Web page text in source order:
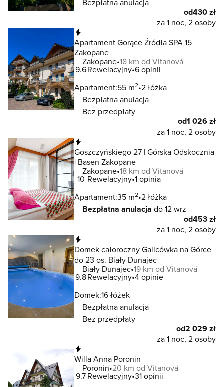
od430 zł
za 1 noc, 2 osoby
Apartament Gorące Źródła SPA 15
Zakopane
Zakopane 18 km od Vitanová
9.6Rewelacyjny 6 opinii
Apartament:55 m2 2 łóżka
Bezpłatna anulacja
Bez przedpłaty
od1 026 zł
za 1 noc, 2 osoby
Goszczyńskiego 27 | Górska Odskocznia
| Basen Zakopane
Zakopane 18 km od Vitanová
10 Rewelacyjny 1 opinia
Apartament:35 m2 2 łóżka
Bezpłatna anulacja do 12 wrz
od453 zł
za 1 noc, 2 osoby
Domek całoroczny Galicówka na Górce
do 23 os. Biały Dunajec
Biały Dunajec 19 km od Vitanová
9.8Rewelacyjny 4 opinie
Domek:16 łóżek
Bezpłatna anulacja
Bez przedpłaty
od2 029 zł
za 1 noc, 2 osoby
Willa Anna Poronin
Poronin 20 km od Vitanová
9.7Rewelacyjny 31 opinii